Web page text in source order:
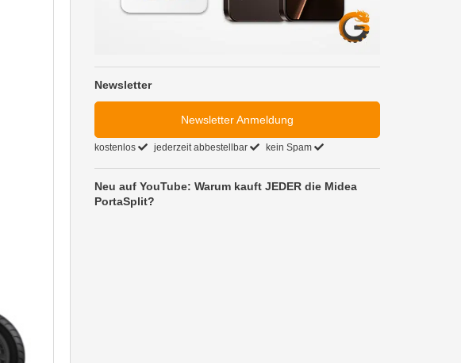
Newsletter
Newsletter Anmeldung
kostenlos jederzeit abbestellbar kein Spam
Neu auf YouTube: Warum kauft JEDER die Midea
PortaSplit?